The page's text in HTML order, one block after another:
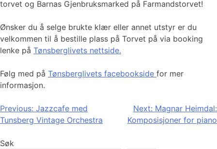
torvet og Barnas Gjenbruksmarked på Farmandstorvet!
Ønsker du å selge brukte klær eller annet utstyr er du
velkommen til å bestille plass på Torvet på via booking
lenke på Tønsberglivets nettside.
Følg med på Tønsberglivets facebookside for mer
informasjon.
Innleggsnavigasjon
Previous: Jazzcafe med
Tunsberg Vintage Orchestra
Next: Magnar Heimdal:
Komposisjoner for piano
Søk